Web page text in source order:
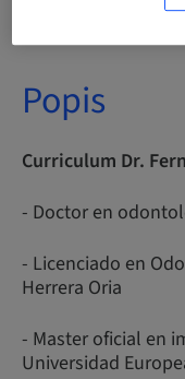
Popis
Curriculum Dr.
- Doctor en
- Licenciado en
Herrera Oria
- Master oficial en
Universidad